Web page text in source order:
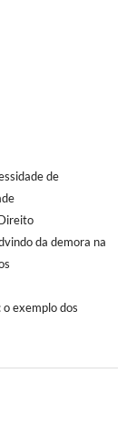
de
da demora na
exemplo dos